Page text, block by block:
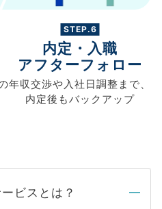
STEP.6
内定・入職
アフターフォロー
年収交渉や入社日調整まで、
内定後もバックアップ
ビスとは？